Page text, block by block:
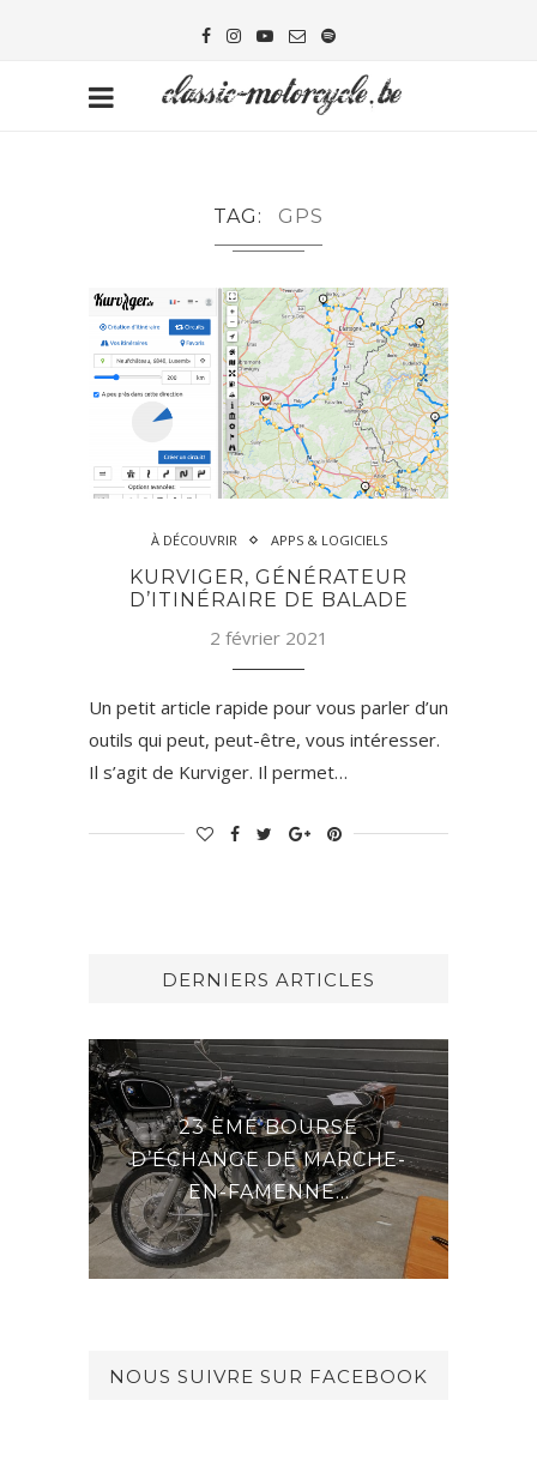
TAG GPS
À DÉCOUVRIR APPS & LOGICIELS
KURVIGER, GÉNÉRATEUR
D’ITINÉRAIRE DE BALADE
2 février 2021
Un petit article rapide pour vous parler d’un
outils qui peut, peut-être, vous intéresser.
Il s’agit de Kurviger. Il permet…
DERNIERS ARTICLES
23 ÈME BOURSE
D’ÉCHANGE DE MARCHE-
EN-FAMENNE...
NOUS SUIVRE SUR FACEBOOK